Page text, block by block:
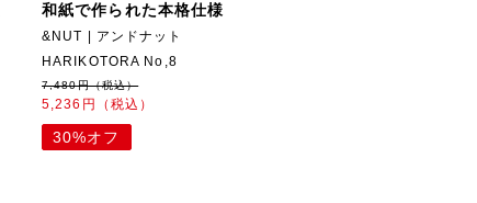
和紙で作られた本格仕様
&NUT | アンドナット
HARIKOTORA No,8
7,480円（税込）
5,236円（税込）
30%オフ